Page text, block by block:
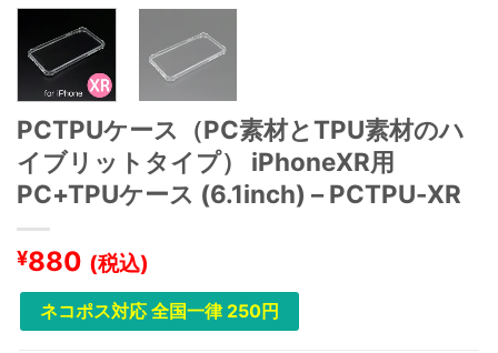
PCTPUケース（PC素材とTPU素材のハ
イブリットタイプ） iPhoneXR用
PC+TPUケース (6.1inch) – PCTPU-XR
¥880 (税込)
ネコポス対応 全国一律 250円